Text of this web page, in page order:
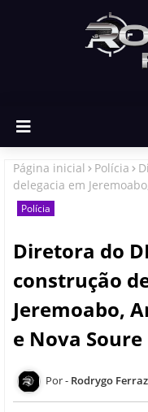
Página inicial Polícia
delegacia em
Polícia
Diretora do
construção
Jeremoabo,
e Nova Soure
Rodrygo Ferraz